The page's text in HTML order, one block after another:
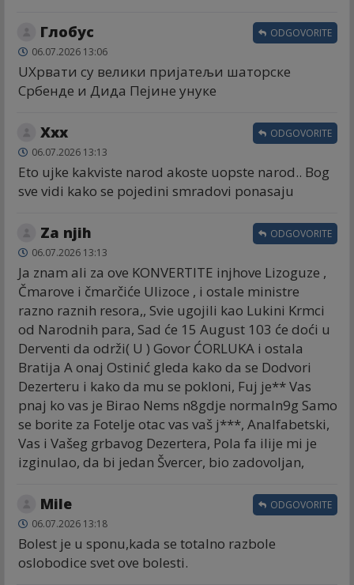
Глобус
06.07.2026 13:06
UХрвати су велики пријатељи шаторске
Србенде и Дида Пејине унуке
ODGOVORITE
Xxx
06.07.2026 13:13
Eto ujke kakviste narod akoste uopste narod.. Bog
sve vidi kako se pojedini smradovi ponasaju
ODGOVORITE
Za njih
06.07.2026 13:13
Ja znam ali za ove KONVERTITE injhove Lizoguze ,
Čmarove i čmarčiće Ulizoce , i ostale ministre
razno raznih resora,, Svie ugojili kao Lukini Krmci
od Narodnih para, Sad će 15 August 103 će doći u
Derventi da održi( U ) Govor ĆORLUKA i ostala
Bratija A onaj Ostinić gleda kako da se Dodvori
Dezerteru i kako da mu se pokloni, Fuj je** Vas
pnaj ko vas je Birao Nems n8gdje normaln9g Samo
se borite za Fotelje otac vas vaš j***, Analfabetski,
Vas i Vašeg grbavog Dezertera, Pola fa ilije mi je
izginulao, da bi jedan Švercer, bio zadovoljan,
ODGOVORITE
Mile
06.07.2026 13:18
Bolest je u sponu,kada se totalno razbole
oslobodice svet ove bolesti.
ODGOVORITE